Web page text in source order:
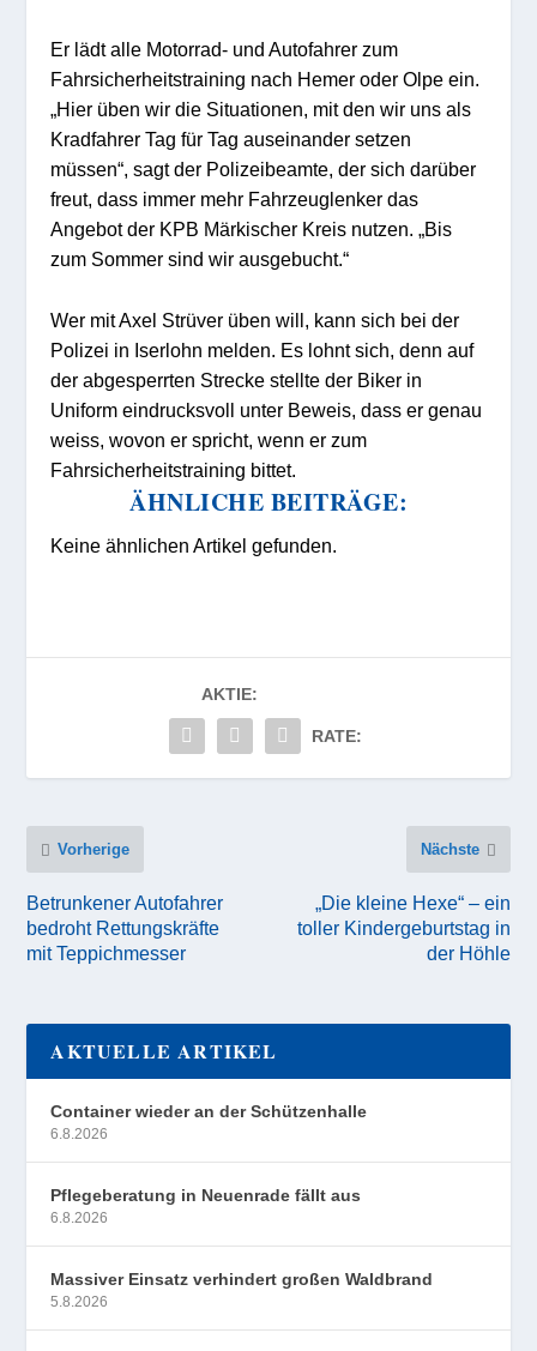
Er lädt alle Motorrad- und Autofahrer zum
Fahrsicherheitstraining nach Hemer oder Olpe ein.
„Hier üben wir die Situationen, mit den wir uns als
Kradfahrer Tag für Tag auseinander setzen
müssen“, sagt der Polizeibeamte, der sich darüber
freut, dass immer mehr Fahrzeuglenker das
Angebot der KPB Märkischer Kreis nutzen. „Bis
zum Sommer sind wir ausgebucht.“
Wer mit Axel Strüver üben will, kann sich bei der
Polizei in Iserlohn melden. Es lohnt sich, denn auf
der abgesperrten Strecke stellte der Biker in
Uniform eindrucksvoll unter Beweis, dass er genau
weiss, wovon er spricht, wenn er zum
Fahrsicherheitstraining bittet.
ÄHNLICHE BEITRÄGE:
Keine ähnlichen Artikel gefunden.
AKTIE:
RATE:
Vorherige
Betrunkener Autofahrer
bedroht Rettungskräfte
mit Teppichmesser
Nächste
„Die kleine Hexe“ – ein
toller Kindergeburtstag in
der Höhle
AKTUELLE ARTIKEL
Container wieder an der Schützenhalle
6.8.2026
Pflegeberatung in Neuenrade fällt aus
6.8.2026
Massiver Einsatz verhindert großen Waldbrand
5.8.2026